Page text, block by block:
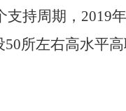
支持周期，2019
所左右高水平